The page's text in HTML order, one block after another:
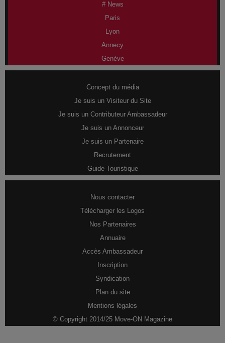
# News
Paris
Lyon
Annecy
Genève
Concept du média
Je suis un Visiteur du Site
Je suis un Contributeur Ambassadeur
Je suis un Annonceur
Je suis un Partenaire
Recrutement
Guide Touristique
Nous contacter
Télécharger les Logos
Nos Partenaires
Annuaire
Accès Ambassadeur
Inscription
Syndication
Plan du site
Mentions légales
© Copyright 2014/25 Move-ON Magazine